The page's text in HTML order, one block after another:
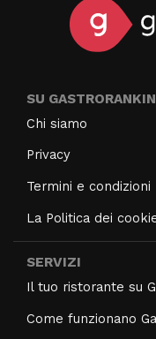
SU
Chi siamo
Privacy
Termini e condizioni
La Politica dei
SERVIZI
Il tuo ristorante su
Come funzionano